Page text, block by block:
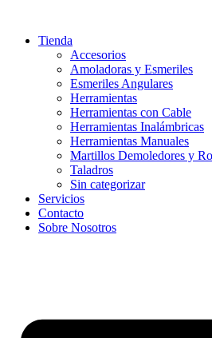
contenidoTienda
Accesorios
Amoladoras y Esmeriles
Esmeriles Angulares
Herramientas
Herramientas con Cable
Herramientas Inalámbricas
Herramientas Manuales
Martillos Demoledores y
Taladros
Sin categorizar
Servicios
Contacto
Sobre Nosotros